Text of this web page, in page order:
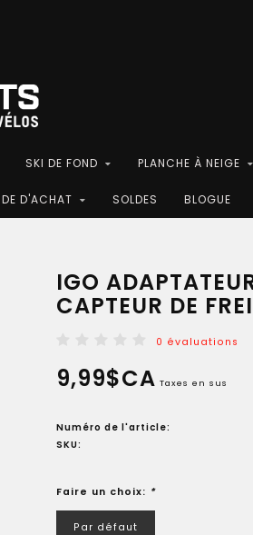
SKI DE FOND PLANCHE À NEIGE
D'ACHAT SOLDES BLOGUE
IGO
CAPTEUR DE
0 évaluations
9,99$CA Taxes en sus
Numéro de l'article:
SKU:
Faire un choix: *
Par défaut